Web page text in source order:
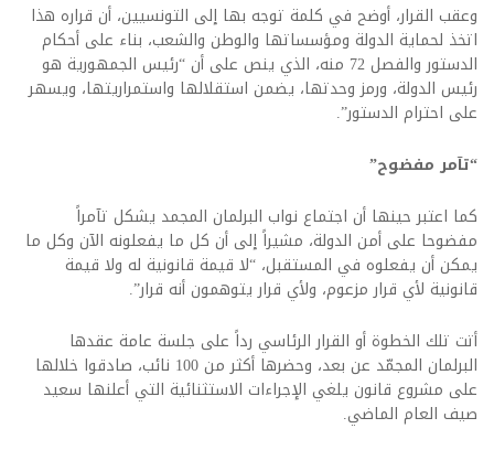
وعقب القرار، أوضح في كلمة توجه بها إلى التونسيين، أن قراره هذا
اتخذ لحماية الدولة ومؤسساتها والوطن والشعب، بناء على أحكام
الدستور والفصل 72 منه، الذي ينص على أن “رئيس الجمهورية هو
رئيس الدولة، ورمز وحدتها، يضمن استقلالها واستمراريتها، ويسهر
على احترام الدستور”.
“تآمر مفضوح”
كما اعتبر حينها أن اجتماع نواب البرلمان المجمد يشكل تآمراً
مفضوحا على أمن الدولة، مشيراً إلى أن كل ما يفعلونه الآن وكل ما
يمكن أن يفعلوه في المستقبل، “لا قيمة قانونية له ولا قيمة
قانونية لأي قرار مزعوم، ولأي قرار يتوهمون أنه قرار”.
أتت تلك الخطوة أو القرار الرئاسي رداً على جلسة عامة عقدها
البرلمان المجمّد عن بعد، وحضرها أكثر من 100 نائب، صادقوا خلالها
على مشروع قانون يلغي الإجراءات الاستثنائية التي أعلنها سعيد
صيف العام الماضي.